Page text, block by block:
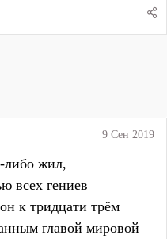
9 Сен 2019
либо жил,
всех гениев
к тридцати трём
главой мировой